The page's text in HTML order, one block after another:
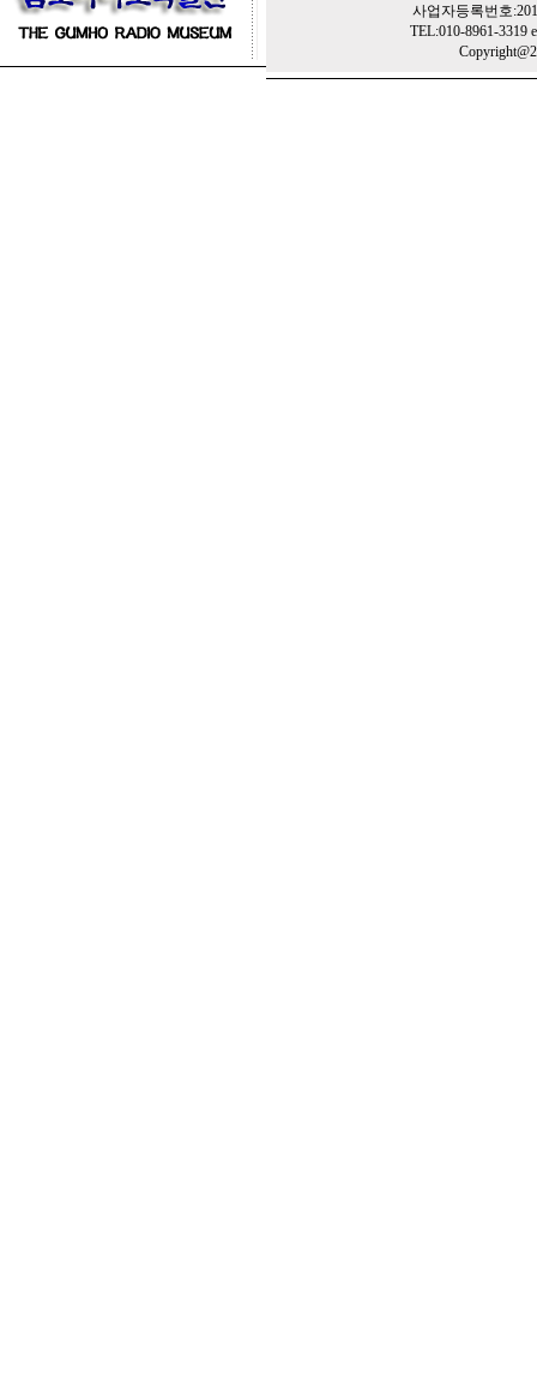
사업자등록번호
TEL:010-8961-3319